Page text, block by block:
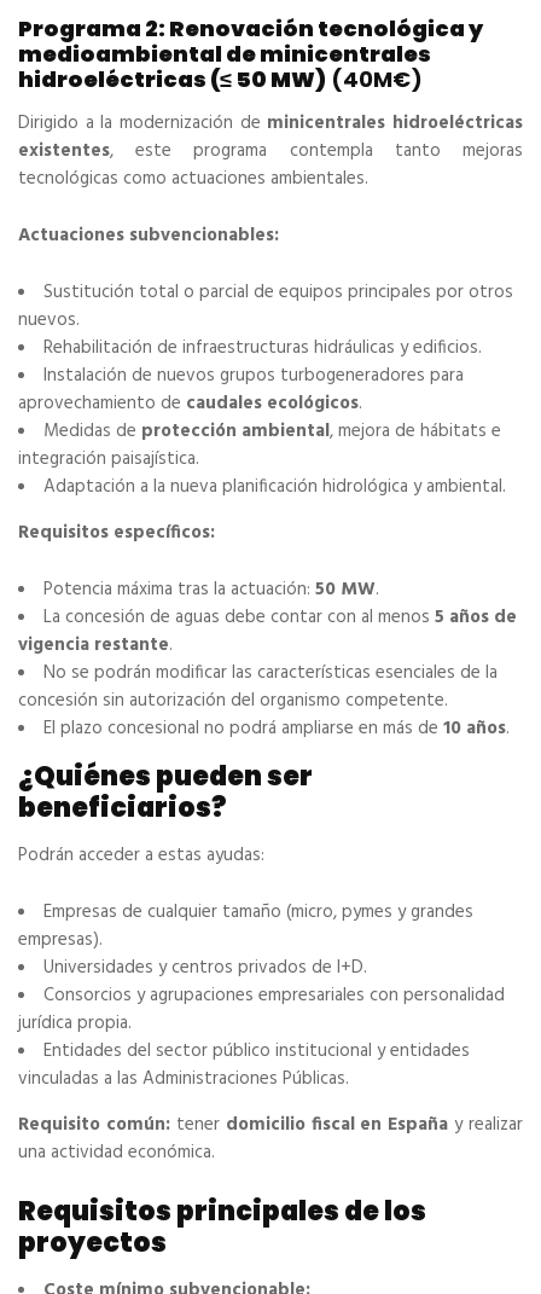
Programa 2: Renovación tecnológica y
medioambiental de minicentrales
hidroeléctricas (≤ 50 MW) (40M€)
Dirigido a la modernización de minicentrales hidroeléctricas
existentes, este programa contempla tanto mejoras
tecnológicas como actuaciones ambientales.
Actuaciones subvencionables:
Sustitución total o parcial de equipos principales por otros
nuevos.
Rehabilitación de infraestructuras hidráulicas y edificios.
Instalación de nuevos grupos turbogeneradores para
aprovechamiento de caudales ecológicos.
Medidas de protección ambiental, mejora de hábitats e
integración paisajística.
Adaptación a la nueva planificación hidrológica y ambiental.
Requisitos específicos:
Potencia máxima tras la actuación: 50 MW.
La concesión de aguas debe contar con al menos 5 años de
vigencia restante.
No se podrán modificar las características esenciales de la
concesión sin autorización del organismo competente.
El plazo concesional no podrá ampliarse en más de 10 años.
¿Quiénes pueden ser
beneficiarios?
Podrán acceder a estas ayudas:
Empresas de cualquier tamaño (micro, pymes y grandes
empresas).
Universidades y centros privados de I+D.
Consorcios y agrupaciones empresariales con personalidad
jurídica propia.
Entidades del sector público institucional y entidades
vinculadas a las Administraciones Públicas.
Requisito común:tener domicilio fiscal en España y realizar
una actividad económica.
Requisitos principales de los
proyectos